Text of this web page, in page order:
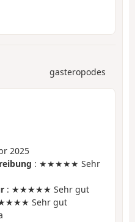
gasteropodes
2025
: ★★★★★ Sehr
: ★★★★★ Sehr gut
Sehr gut